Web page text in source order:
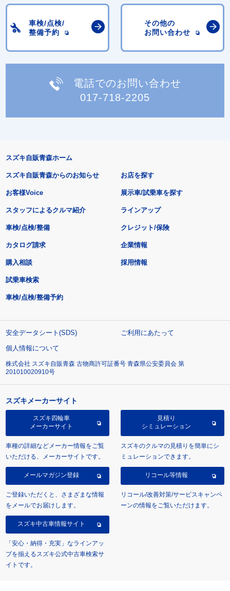
車検/点検/
整備予約
その他の
お問い合わせ
電話でのお問い合わせ
017-718-2205
スズキ自販青森ホーム
スズキ自販青森からのお知らせ
お客様Voice
スタッフによるクルマ紹介
お店を探す
展示車/試乗車を探す
ラインアップ
車検/点検/整備 クレジット/保険
カタログ請求
購入相談
試乗車検索
車検/点検/整備予約
企業情報
採用情報
安全データシート(SDS)
ご利用にあたって
個人情報について
株式会社 スズキ自販青森 古物商許可証番号 青森県公安委員会 第
201010020910号
スズキメーカーサイト
スズキ四輪車
メーカーサイト
車種の詳細などメーカー情報をご覧
いただける、メーカーサイトです。
見積り
シミュレーション
スズキのクルマの見積りを簡単にシ
ミュレーションできます。
メールマガジン登録
ご登録いただくと、さまざまな情報
をメールでお届けします。
リコール等情報
リコール/改善対策/サービスキャンペ
ーンの情報をご覧いただけます。
スズキ中古車情報サイト
「安心・納得・充実」なラインアッ
プを揃えるスズキ公式中古車検索サ
イトです。